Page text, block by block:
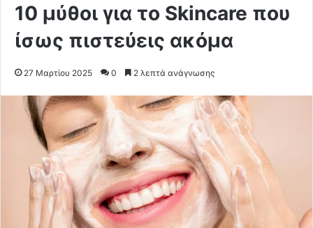
10 μύθοι για το Skincare που
ίσως πιστεύεις ακόμα
27 Μαρτίου 2025 0 2 λεπτά ανάγνωσης